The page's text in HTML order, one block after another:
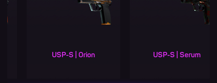
USP-S | Orion USP-S | Serum